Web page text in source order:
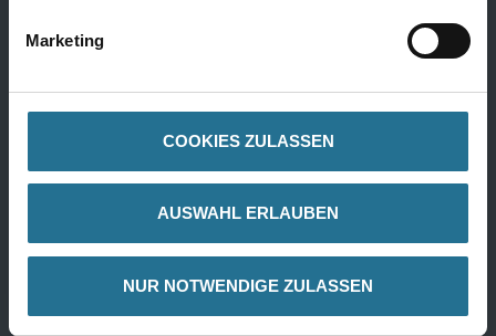
Marketing
COOKIES ZULASSEN
AUSWAHL ERLAUBEN
NUR NOTWENDIGE ZULASSEN
Pinsel & Bürsten
Unterlagen für Bodenbeläge